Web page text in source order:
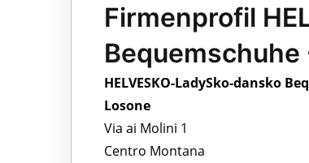
Firmenprofil
Bequemschuhe
HELVESKO-LadySko-dansko
Losone
Via ai Molini 1
Centro Montana